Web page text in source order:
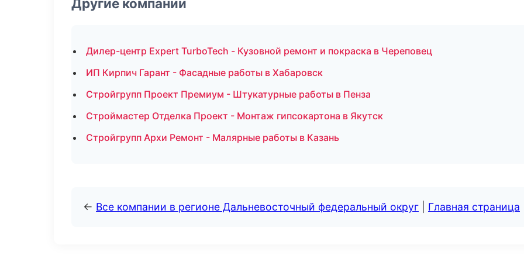
Другие компании
Дилер-центр Expert TurboTech - Кузовной ремонт и покраска в Череповец
ИП Кирпич Гарант - Фасадные работы в Хабаровск
Стройгрупп Проект Премиум - Штукатурные работы в Пенза
Строймастер Отделка Проект - Монтаж гипсокартона в Якутск
Стройгрупп Архи Ремонт - Малярные работы в Казань
← Все компании в регионе Дальневосточный федеральный округ Главная страница